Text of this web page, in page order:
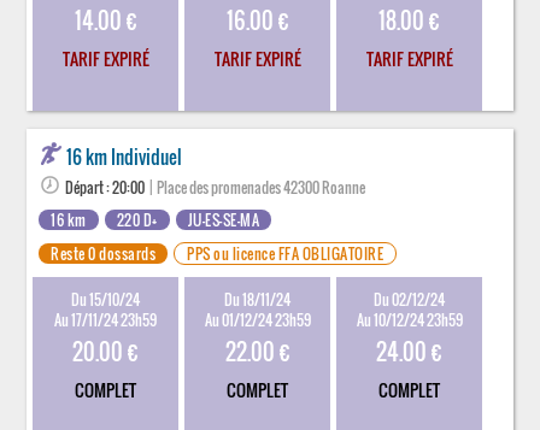
14.00 €
TARIF EXPIRÉ
16.00 €
TARIF EXPIRÉ
18.00 €
TARIF EXPIRÉ
16 km Individuel
Départ : 20:00 | Place des promenades 42300 Roanne
16 km
220 D+
JU-ES-SE-MA
Reste 0 dossards
PPS ou licence FFA OBLIGATOIRE
Du 15/10/24
Au 17/11/24 23h59
20.00 €
COMPLET
Du 18/11/24
Au 01/12/24 23h59
22.00 €
COMPLET
Du 02/12/24
Au 10/12/24 23h59
24.00 €
COMPLET